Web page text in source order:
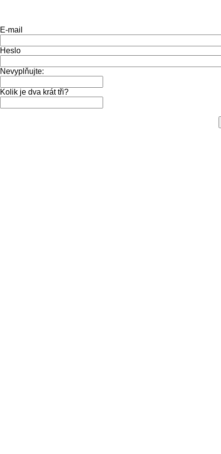
E-mail
Heslo
Nevyplňujte:
Kolik je dva krát tři?